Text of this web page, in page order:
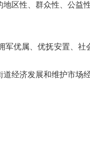
区性、群众性、公益
优属、优抚安置、社
经济发展和维护市场